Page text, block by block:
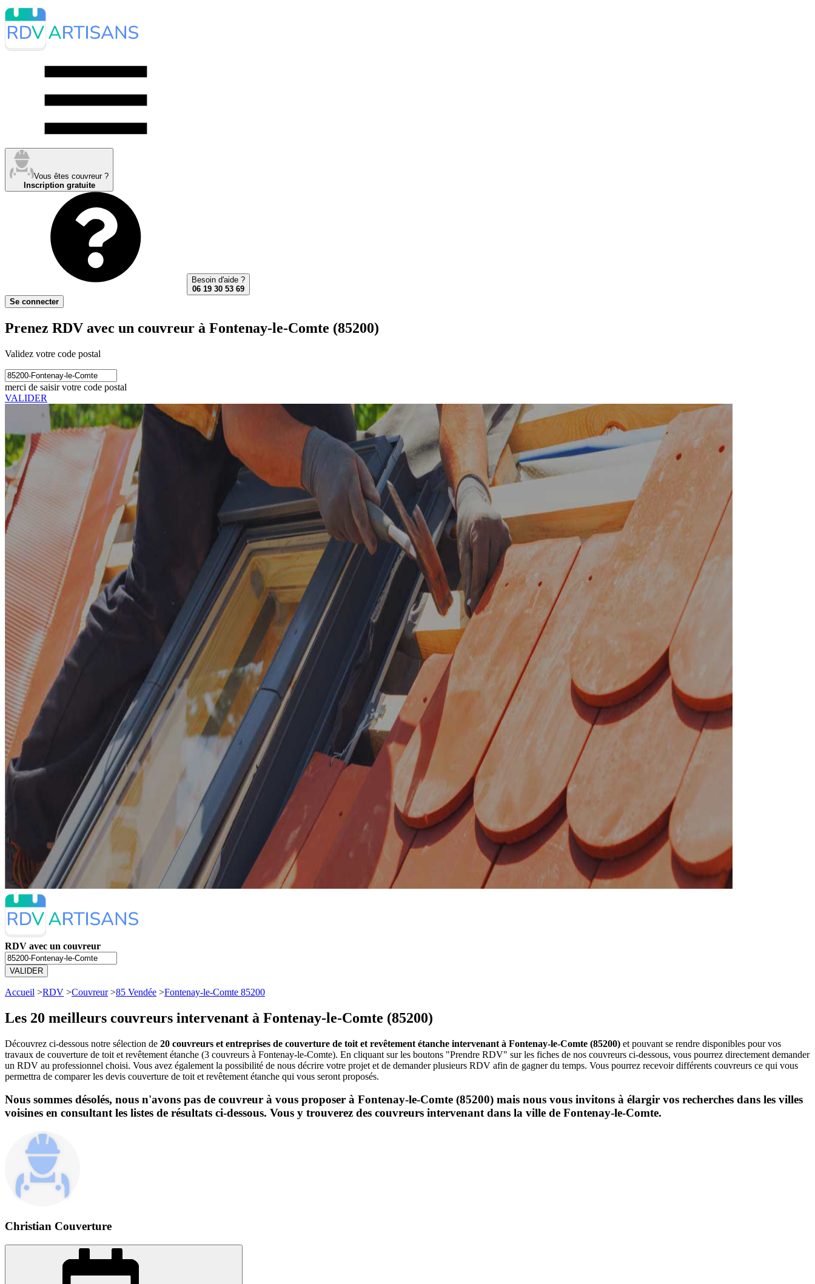
Vous êtes couvreur ?
Inscription gratuite
Besoin d'aide ?
06 19 30 53 69
Se connecter
Prenez RDV avec un couvreur à Fontenay-le-Comte (85200)
Validez votre code postal
merci de saisir votre code postal
VALIDER
RDV avec un couvreur
VALIDER
Accueil >RDV >Couvreur>85 Vendée >Fontenay-le-Comte 85200
Les 20 meilleurs couvreurs intervenant à Fontenay-le-Comte (85200)
Découvrez ci-dessous notre sélection de 20 couvreurs et entreprises de couverture de toit et revêtement étanche intervenant à Fontenay-le-Comte (85200) et pouvant se rendre disponibles pour vos
travaux de couverture de toit et revêtement étanche (3 couvreurs à Fontenay-le-Comte). En cliquant sur les boutons "Prendre RDV" sur les fiches de nos couvreurs ci-dessous, vous pourrez directement demander
un RDV au professionnel choisi. Vous avez également la possibilité de nous décrire votre projet et de demander plusieurs RDV afin de gagner du temps. Vous pourrez recevoir différents couvreurs ce qui vous
permettra de comparer les devis couverture de toit et revêtement étanche qui vous seront proposés.
Nous sommes désolés, nous n'avons pas de couvreur à vous proposer à Fontenay-le-Comte (85200) mais nous vous invitons à élargir vos recherches dans les villes
voisines en consultant les listes de résultats ci-dessous. Vous y trouverez des couvreurs intervenant dans la ville de Fontenay-le-Comte.
Christian Couverture